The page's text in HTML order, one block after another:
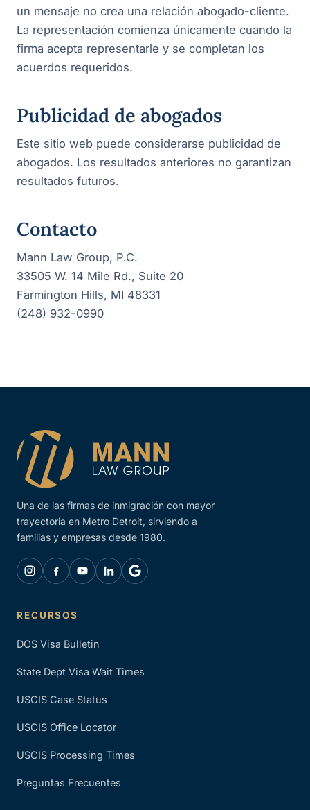
un mensaje no crea una relación abogado-cliente.
La representación comienza únicamente cuando la
firma acepta representarle y se completan los
acuerdos requeridos.
Publicidad de abogados
Este sitio web puede considerarse publicidad de
abogados. Los resultados anteriores no garantizan
resultados futuros.
Contacto
Mann Law Group, P.C.
33505 W. 14 Mile Rd., Suite 20
Farmington Hills, MI 48331
(248) 932-0990
Una de las firmas de inmigración con mayor
trayectoria en Metro Detroit, sirviendo a
familias y empresas desde 1980.
RECURSOS
DOS Visa Bulletin
State Dept Visa Wait Times
USCIS Case Status
USCIS Office Locator
USCIS Processing Times
Preguntas Frecuentes